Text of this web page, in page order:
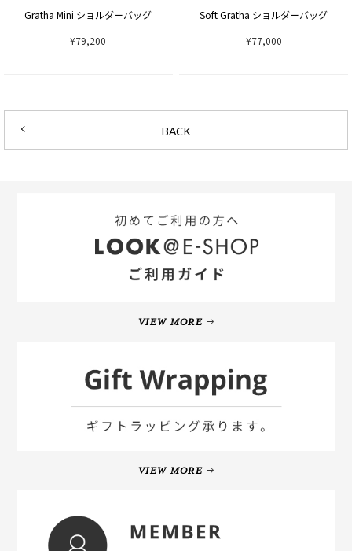
Gratha Mini ショルダーバッグ
¥79,200
Soft Gratha ショルダーバッグ
¥77,000
BACK
VIEW MORE
VIEW MORE